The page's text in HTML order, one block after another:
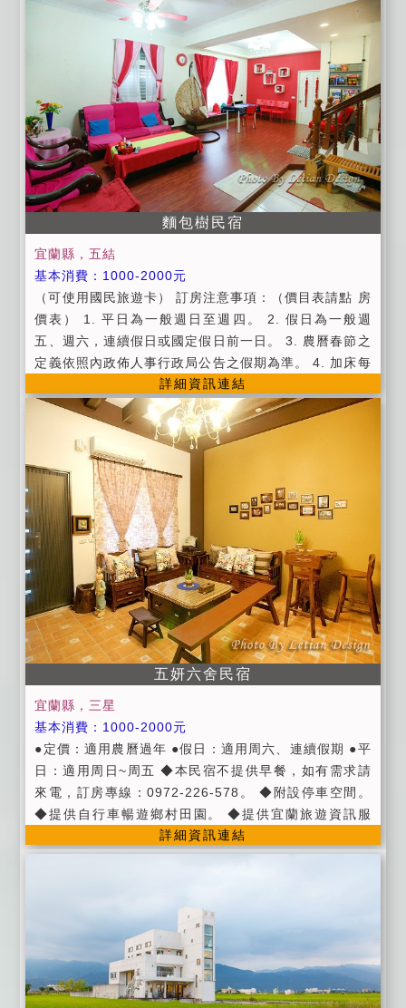
訂房確認OK後，請於訂房後3日內匯訂金(房價的50%；
預訂春節期間請匯全額房價)，若於保留時間內未收到匯
款訂金， 則將取消訂房，並且不另行通知。 ●匯款後請
務必來電確認 ●我們於收到訂金後，將為您保留房間，
餘款到付。 ●非人為延期住宿，訂金保留三個月，期限
內擇期住宿。 ●如因人為因素取消訂房，訂金退還標
準： 預定住宿日前14日取消訂房，可退回全部訂金 預
定住宿日前10日至13日取消訂房者，可退回 70% 的訂
金 預定住宿日前7日至9日取消訂房者，可退回 50% 的
訂金 預定住宿日前4日至6日取消訂房者，可退回 40%
0% 的訂金 預定住宿日前1日取消訂房者，可退回 20%
的訂金 預定住宿日當天取消者，不退回訂金 【住宿叮
嚀】 ●請勿攜帶寵物入住。 ●屋內全面禁止抽菸、嚼檳
榔。 ●房間內全面禁止菸酒、嚼檳榔、烹煮食物。 ●個
人貴重物品請隨身攜帶並妥善保管，如有遺失恕不負
責。 ●入住時請出示身分證件，以供登記，並請繳清餘
額。 ●為維護住宿安寧，非包棟客人，晚間22：00過後
請降低音量，勿大聲喧嘩，避免影響其他旅客權益。 ●
為維護住宿品質，請依房型人數進住，如需加人，請事
先告知。 ●為保護旅客之隱私，謝絕所有非住宿旅客之
拜訪，不便之處敬請見諒。 ●屋內傢俱、電器、擺設器
具、備品為招待所財產，若有毀損或遺失，敬請照價賠
償。 ●匯款後若因故欲更改日期，請於7日前通知，可保
留房間三個月，否則訂金沒收、恕不另行通知。 ●如遇
颱風、地震等天災，交通因中斷，經當地縣政府或旅客
所在地政府發佈停止上班上課，方可 退還訂金或保留訂
金三個月並擇期入住。
麵包樹民宿
宜蘭縣，五結
基本消費：1000-2000元
（可使用國民旅遊卡） 訂房注意事項：（價目表請點 房
價表） 1. 平日為一般週日至週四。 2. 假日為一般週
五、週六，連續假日或國定假日前一日。 3. 農曆春節之
定義依照內政佈人事行政局公告之假期為準。 4. 加床每
人加收500元，並提供早餐與相關備品。 5. 110cm以上
或實歲四歲以上;實歲12歲以下不佔床之小朋友,每人加
收200元， 提供早餐與相關備品。 6. 入宿時間為下午2:
00以後，退房時間為上午11:00以前。 7. 以上內容若有
變動，依照本民宿官網公告為準，恕不另行通知 一切的
規範只為給真正想要休閒的人營造更優質的氛圍 1.本民
宿全館禁煙。 2.房內備有WiFi無線上網、冷氣、毛巾、
吹風機、洗髮精、沐浴乳、牙膏、牙刷、室內拖鞋。 3.
請於電話訂房隔日中午12點前，預付全額房租50％之費
用，以保留住宿權益，不便之處，煩請包涵； 如為入住
當日訂房，可不收取訂金，惟僅將保留房間至當日晚上7
點。
詳細資訊連結
五妍六舍民宿
宜蘭縣，三星
基本消費：1000-2000元
●定價：適用農曆過年 ●假日：適用周六、連續假期 ●平
日：適用周日~周五 ◆本民宿不提供早餐，如有需求請
來電，訂房專線：0972-226-578。 ◆附設停車空間。
◆提供自行車暢遊鄉村田園。 ◆提供宜蘭旅遊資訊服
務。 ◆代訂賞鯨、登島船票，須事先登記(龜山島登島旅
遊須一個月前申請)。◆請勿攜帶任何寵物入住房間哦！
價收費，服務品質不減哦！），三歲以下孩童住宿免費
(以一人為限)。
詳細資訊連結